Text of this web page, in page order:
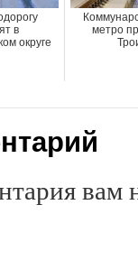
в
округе
метро
вам